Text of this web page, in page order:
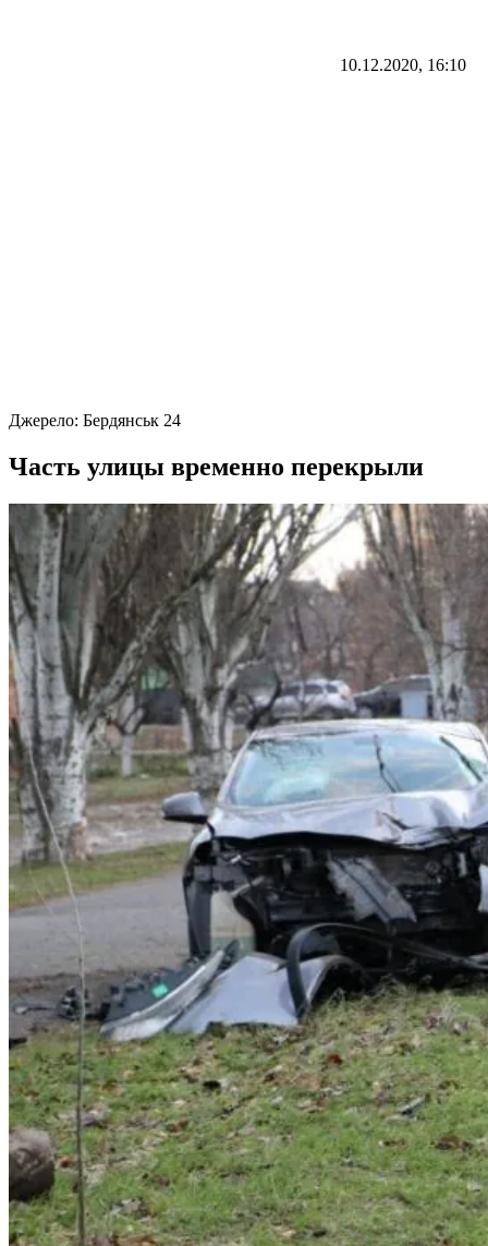
10.12.2020, 16:10
Джерело: Бердянськ 24
Часть улицы временно перекрыли